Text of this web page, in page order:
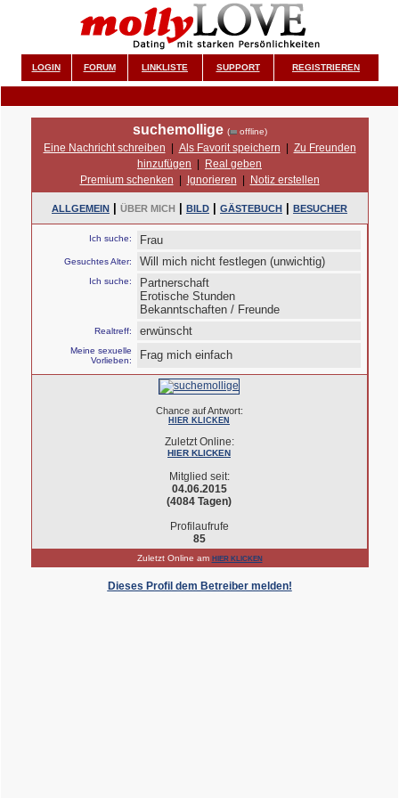
LOGIN FORUM LINKLISTE SUPPORT REGISTRIEREN
suchemollige ( offline)
Eine Nachricht schreiben Als Favorit speichern
Zu Freunden
hinzufügen
Real geben
Premium schenken
Ignorieren Notiz erstellen
ALLGEMEIN ÜBER MICH BILD GÄSTEBUCH BESUCHER
Ich suche: Frau
Gesuchtes Alter: Will mich nicht festlegen (unwichtig)
Ich suche:
Partnerschaft
Erotische Stunden
Bekanntschaften / Freunde
Realtreff: erwünscht
Meine sexuelle
Vorlieben:
Frag mich einfach
Chance auf Antwort:
HIER KLICKEN
Zuletzt Online:
HIER KLICKEN
Mitglied seit:
04.06.2015
(4084 Tagen)
Profilaufrufe
85
Zuletzt Online am HIER KLICKEN
Dieses Profil dem Betreiber melden!